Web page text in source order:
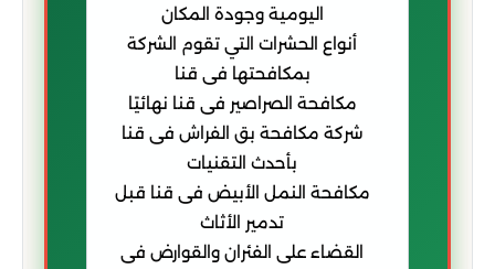
اليومية وجودة المكان
أنواع الحشرات التي تقوم الشركة
بمكافحتها فى قنا
مكافحة الصراصير فى قنا نهائيًا
شركة مكافحة بق الفراش فى قنا
بأحدث التقنيات
مكافحة النمل الأبيض فى قنا قبل
تدمير الأثاث
القضاء على الفئران والقوارض فى